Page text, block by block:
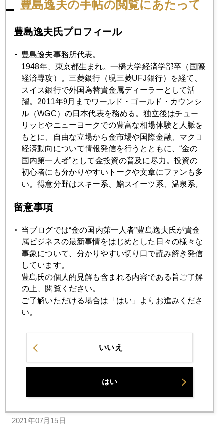
2021年07月30日
ＦＯＭＣ、ＦＲＢ内部対立が鮮明、ＥＣＢ、日銀へ配慮も
滲む
2021年07月28日
ダイヤモンドは運用対象になるか
2021年07月27日
７月相場は前座、ＦＯＭＣ挟み８月からが本番
やはり「金の威力」発揮
2021年07月21日
ワクチン、２回接種では不十分
2021年07月20日
株価、ビットコイン急落、金は動かず
南アの悲惨な暴動
パウエル、イエレン発言、市場の話題に
2021年07月15日
豊島逸夫の手帖の閲覧にあたって
豊島逸夫氏プロフィール
豊島逸夫事務所代表。
1948年、東京都生まれ。一橋大学経済学部卒（国際
経済専攻）。三菱銀行（現三菱UFJ銀行）を経て、
スイス銀行で外国為替貴金属ディーラーとして活
躍。2011年9月までワールド・ゴールド・カウンシ
ル（WGC）の日本代表を務める。独立後はチュー
リッヒやニューヨークでの豊富な相場体験と人脈を
もとに、自由な立場から金市場や国際金融、マクロ
経済動向について情報発信を行うとともに、“金の
国内第一人者”として金投資の普及に尽力。投資の
初心者にも分かりやすいトークや文章にファンも多
い。得意分野はスキー系、鮨スイーツ系、温泉系。
留意事項
当ブログでは“金の国内第一人者”豊島逸夫氏が貴金
属ビジネスの最新事情をはじめとした日々の様々な
事象について、分かりやすい切り口で読み解き発信
しています。
豊島氏の個人的見解も含まれる内容である旨ご了解
の上、閲覧ください。
ご了解いただける場合は「はい」よりお進みくださ
い。
いいえ
はい